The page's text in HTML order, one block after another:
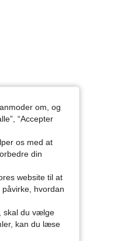
om, og
“Accepter
os med at
din
website til at
hvordan
skal du vælge
kan du læse